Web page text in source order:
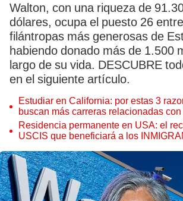
Walton, con una riqueza de
dólares, ocupa el puesto 26
filántropas más generosas de
habiendo donado más de 1.500
largo de su vida. DESCUBRE
en el siguiente artículo.
Estudiar en California: por estas 3
buscan más carreras relacionadas
Residencia permanente en USA: el
USCIS que beneficiará a los